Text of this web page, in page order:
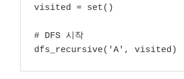
visited = set()
# DFS 시작
dfs_recursive('A', visited)